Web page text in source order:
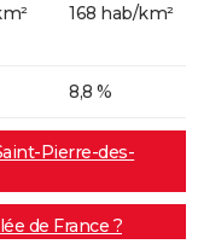
168 hab/km²
8,8 %
Pierre-des-
de France ?